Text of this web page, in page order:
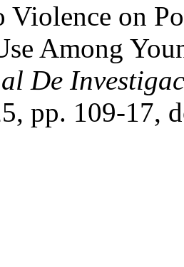
Violence on
Among
De
pp. 109-17,